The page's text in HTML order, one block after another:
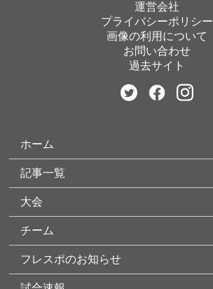
運営会社
プライバシーポリシー
画像の利用について
お問い合わせ
過去サイト
ホーム
記事一覧
大会
チーム
フレスポのお知らせ